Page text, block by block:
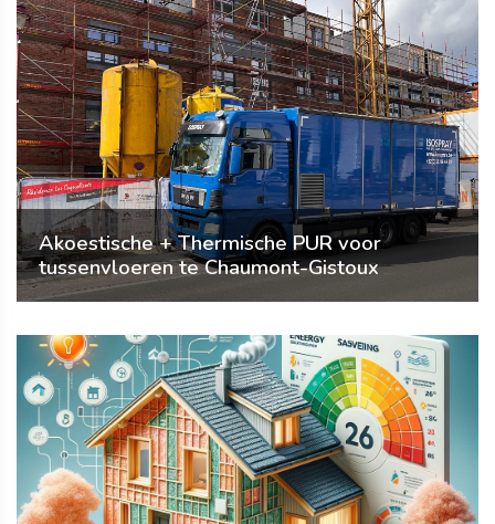
Akoestische + Thermische PUR voor
tussenvloeren te Chaumont-Gistoux